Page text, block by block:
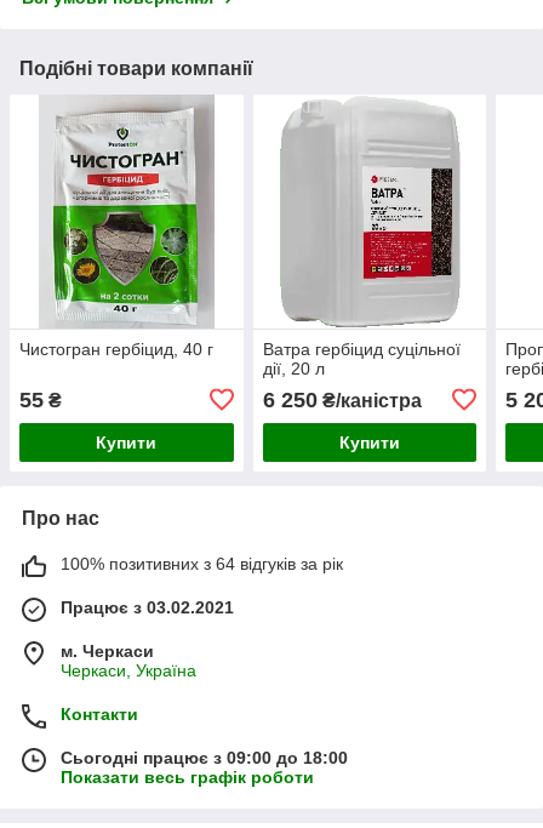
Подібні товари компанії
Чистогран гербіцид, 40 г
55 ₴
Купити
Ватра гербіцид суцільної
дії, 20 л
6 250₴/каністра
Купити
5
Про нас
100% позитивних з 64 відгуків за рік
Працює з 03.02.2021
м. Черкаси
Черкаси, Україна
Контакти
Сьогодні працює з 09:00 до 18:00
Показати весь графік роботи